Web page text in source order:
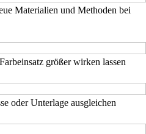
Materialien und Methoden bei
größer wirken lassen
oder Unterlage ausgleichen